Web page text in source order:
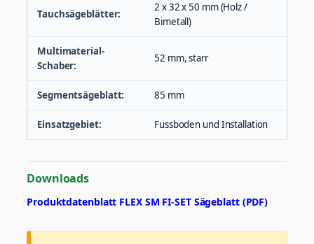
Tauchsägeblätter:
2 x 32 x 50 mm (Holz /
Bimetall)
Multimaterial-
Schaber:
52 mm, starr
Segmentsägeblatt: 85 mm
Einsatzgebiet: Fussboden und Installation
Downloads
Produktdatenblatt FLEX SM FI-SET Sägeblatt (PDF)